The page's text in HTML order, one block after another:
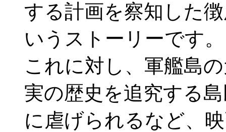
する計画を察知した
いうストーリーです。
これに対し、軍艦島
実の歴史を追究する
に虐げられるなど、